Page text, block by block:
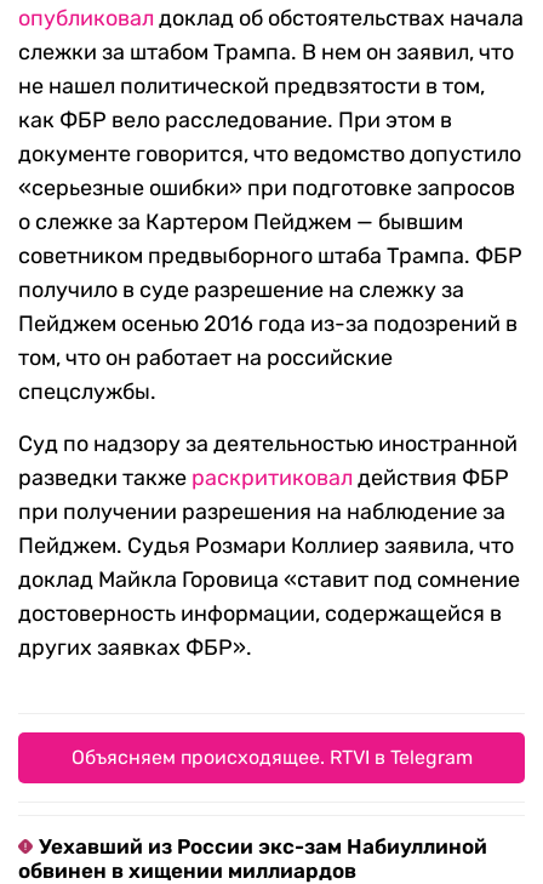
опубликовал доклад об обстоятельствах начала
слежки за штабом Трампа. В нем он заявил, что
не нашел политической предвзятости в том,
как ФБР вело расследование. При этом в
документе говорится, что ведомство допустило
«серьезные ошибки» при подготовке запросов
о слежке за Картером Пейджем — бывшим
советником предвыборного штаба Трампа. ФБР
получило в суде разрешение на слежку за
Пейджем осенью 2016 года из-за подозрений в
том, что он работает на российские
спецслужбы.
Суд по надзору за деятельностью иностранной
разведки также раскритиковал действия ФБР
при получении разрешения на наблюдение за
Пейджем. Судья Розмари Коллиер заявила, что
доклад Майкла Горовица «ставит под сомнение
достоверность информации, содержащейся в
других заявках ФБР».
Объясняем происходящее. RTVI в Telegram
Уехавший из России экс-зам Набиуллиной
обвинен в хищении миллиардов